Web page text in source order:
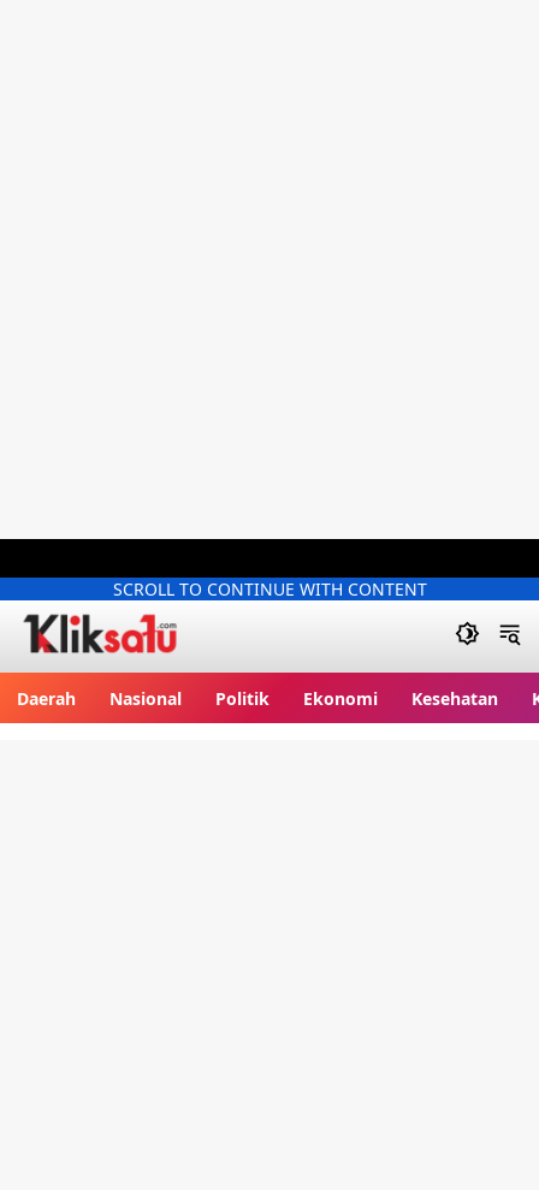
SCROLL TO CONTINUE WITH CONTENT
Daerah Nasional Politik Ekonomi Kesehatan